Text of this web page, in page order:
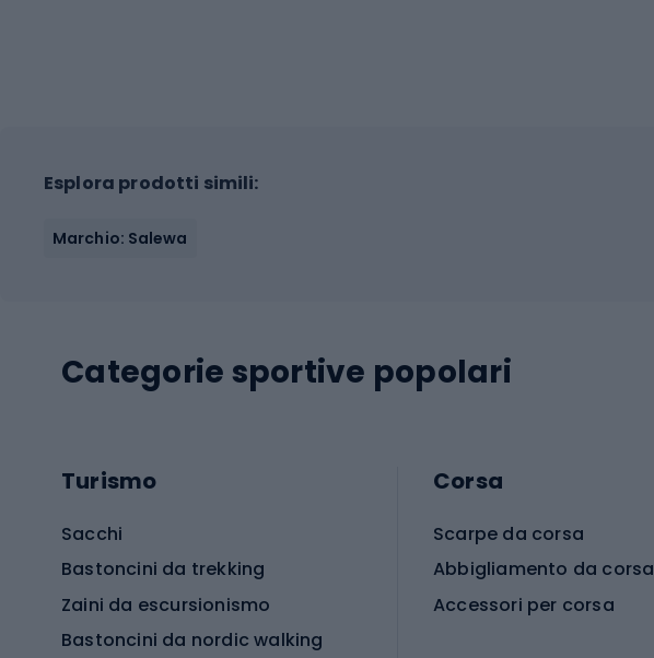
Esplora prodotti simili:
Marchio: Salewa
Categorie sportive popolari
Turismo
Sacchi
Bastoncini da trekking
Zaini da escursionismo
Bastoncini da nordic walking
Corsa
Scarpe da corsa
Abbigliamento da corsa
Accessori per corsa